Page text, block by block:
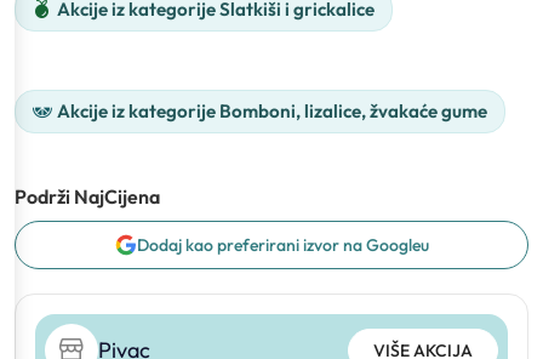
Akcije iz kategorije Slatkiši i grickalice
Akcije iz kategorije Bomboni, lizalice, žvakaće gume
Podrži NajCijena
Dodaj kao preferirani izvor na Googleu
Pivac VIŠE AKCIJA